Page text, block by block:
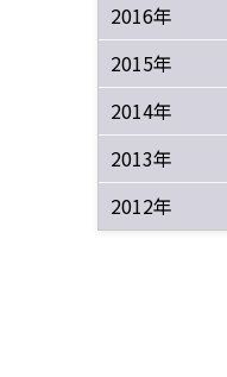
2016年
2015年
2014年
2013年
2012年